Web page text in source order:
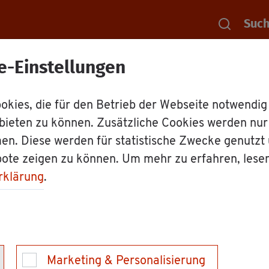
Einstellungen
die für den Betrieb der Webseite
zu können. Zusätzliche Cookies werden
Diese werden für statistische Zwecke genutzt
zeigen zu können. Um mehr zu erfahren,
.
Marketing & Personalisierung
Rat­haus Dienst­leis­tun­gen
An­for­de­run­gen
Um­gang mit
Per­so­nal in le­bens­mit­tel­ver­ar­bei­ten­den
dass Krank­heits­er­re­ger auf Le­bens­mit­tel